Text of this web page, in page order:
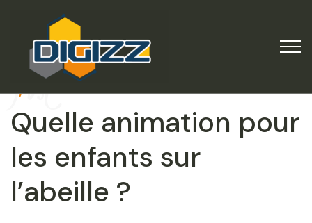
By Xavier Marvellous
Post
Quelle animation pour
les enfants sur
l’abeille ?